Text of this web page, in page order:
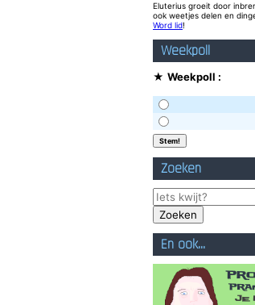
Eluterius groeit door
ook weetjes delen en
Word lid!
Weekpoll
★ Weekpoll :
Zoeken
En ook...